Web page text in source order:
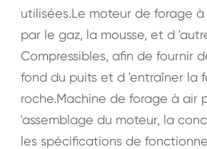
utilisées.Le moteur de forage
par le gaz, la mousse, et d
Compressibles, afin de fournir
fond du puits et d 'entraîner la
roche.Machine de forage à air
'assemblage du moteur, la
les spécifications de